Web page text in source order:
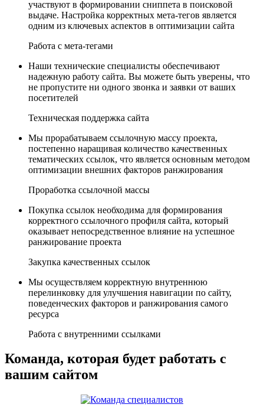
участвуют в формировании сниппета в поисковой
выдаче. Настройка корректных мета-тегов является
одним из ключевых аспектов в оптимизации сайта
Работа с мета-тегами
Наши технические специалисты обеспечивают
надежную работу сайта. Вы можете быть уверены, что
не пропустите ни одного звонка и заявки от ваших
посетителей
Техническая поддержка сайта
Мы прорабатываем ссылочную массу проекта,
постепенно наращивая количество качественных
тематических ссылок, что является основным методом
оптимизации внешних факторов ранжирования
Проработка ссылочной массы
Покупка ссылок необходима для формирования
корректного ссылочного профиля сайта, который
оказывает непосредственное влияние на успешное
ранжирование проекта
Закупка качественных ссылок
Мы осуществляем корректную внутреннюю
перелинковку для улучшения навигации по сайту,
поведенческих факторов и ранжирования самого
ресурса
Работа с внутренними ссылками
Команда, которая будет работать с
вашим сайтом